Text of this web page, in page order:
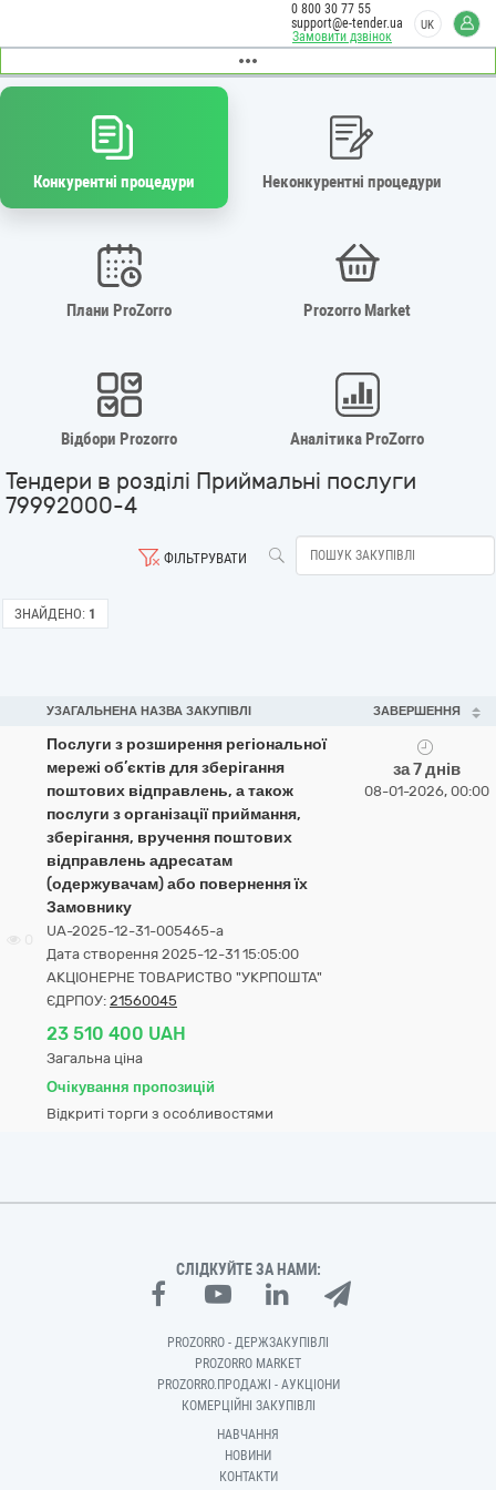
Замовити дзвінок
0 800 30 77 55
support@e-tender.ua
UK
Конкурентні процедури Неконкурентні процедури
Плани ProZorro Prozorro Market
Відбори Prozorro Аналітика ProZorro
Тендери в розділі Приймальні послуги
79992000-4
ФІЛЬТРУВАТИ
ЗНАЙДЕНО: 1
УЗАГАЛЬНЕНА НАЗВА ЗАКУПІВЛІ ЗАВЕРШЕННЯ
Послуги з розширення регіональної
мережі об’єктів для зберігання
поштових відправлень, а також
послуги з організації приймання,
зберігання, вручення поштових
відправлень адресатам
(одержувачам) або повернення їх
Замовнику
UA-2025-12-31-005465-a
Дата створення 2025-12-31 15:05:00
АКЦІОНЕРНЕ ТОВАРИСТВО "УКРПОШТА"
ЄДРПОУ: 21560045
23 510 400 UAH
Загальна ціна
Очікування пропозицій
Відкриті торги з особливостями
за 7 днів
08-01-2026, 00:00
СЛІДКУЙТЕ ЗА НАМИ:
PROZORRO - ДЕРЖЗАКУПІВЛІ
PROZORRO MARKET
PROZORRO.ПРОДАЖІ - АУКЦІОНИ
КОМЕРЦІЙНІ ЗАКУПІВЛІ
НАВЧАННЯ
НОВИНИ
КОНТАКТИ